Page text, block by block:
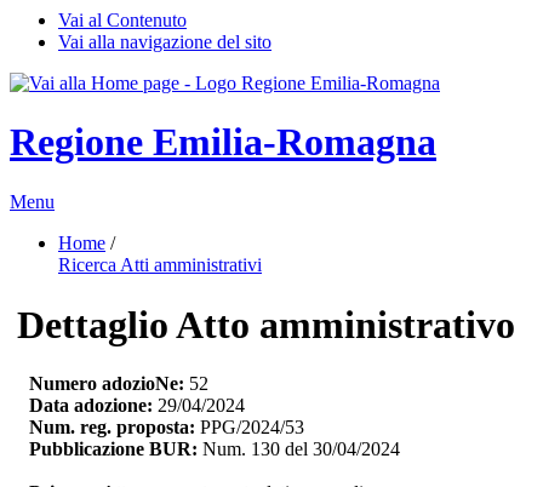
Vai al Contenuto
Vai alla navigazione del sito
Regione Emilia-Romagna
Menu
Home /
Ricerca Atti amministrativi
Dettaglio Atto amministrativo
Numero adozioNe: 52
Data adozione: 29/04/2024
Num. reg. proposta: PPG/2024/53
Pubblicazione BUR: Num. 130 del 30/04/2024